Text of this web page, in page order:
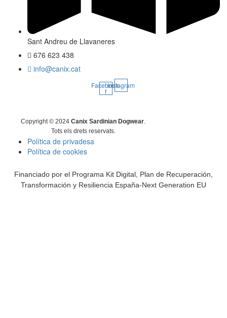
Sant Andreu de Llavaneres
676 623 438
info@canix.cat
Facebook-
f
Instagram
Copyright © 2024 Canix Sardinian Dogwear.
Tots els drets reservats.
Política de privadesa
Política de cookies
Financiado por el Programa Kit Digital, Plan de Recuperación,
Transformación y Resiliencia España-Next Generation EU